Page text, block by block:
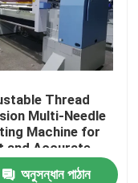
Thread
Multi-Needle
Machine for
and Accurate
অনুসন্ধান পাঠান